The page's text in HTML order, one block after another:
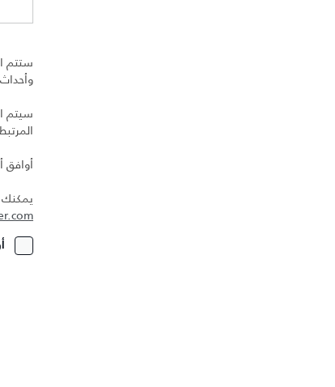
ستتم
سيتم
أوافق